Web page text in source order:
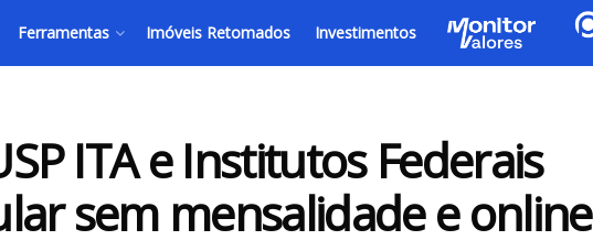
Ferramentas Imóveis Retomados Investimentos
ITA e Institutos Federais
sem mensalidade e online